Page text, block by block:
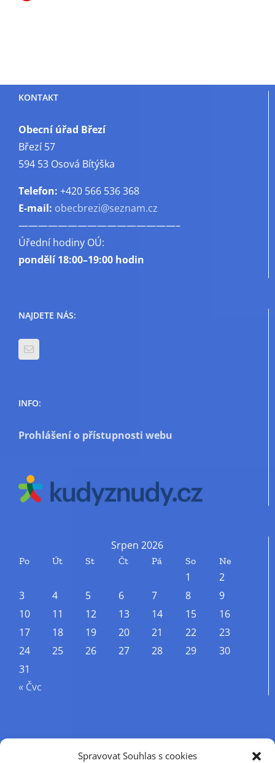
Spravovat Souhlas s cookies
KONTAKT
Obecní úřad Březí
Březí 57
594 53 Osová Bítýška
Telefon: +420 566 536 368
E-mail: obecbrezi@seznam.cz
————————————————–
Úřední hodiny OÚ:
pondělí18:00–19:00 hodin
NAJDETE NÁS:
INFO:
Prohlášení o přístupnosti webu
Srpen 2026
Po Út St Čt Pá So Ne
1
2
3
4 5 6 7 8
9
10
11 12 13 14 15
16
17
18 19 20 21 22
23
24
25 26 27 28 29
30
31
« Čvc
Příjmení